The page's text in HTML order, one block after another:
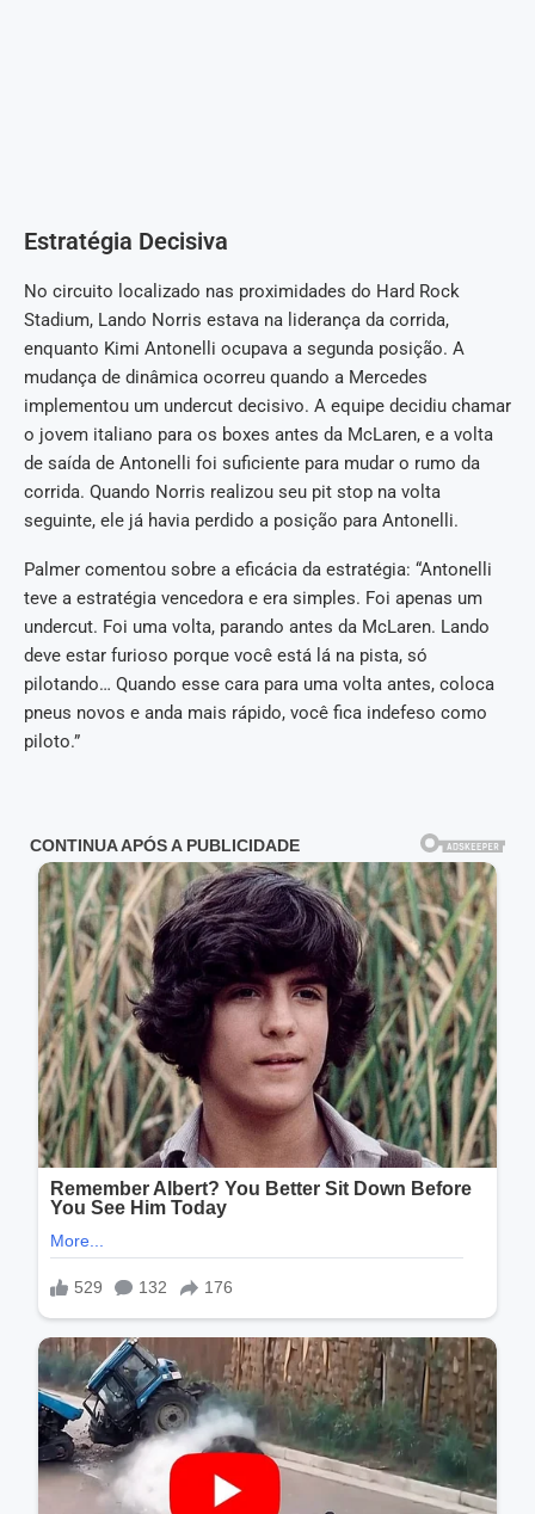
Estratégia Decisiva
No circuito localizado nas proximidades do Hard Rock
Stadium, Lando Norris estava na liderança da corrida,
enquanto Kimi Antonelli ocupava a segunda posição. A
mudança de dinâmica ocorreu quando a Mercedes
implementou um undercut decisivo. A equipe decidiu chamar
o jovem italiano para os boxes antes da McLaren, e a volta
de saída de Antonelli foi suficiente para mudar o rumo da
corrida. Quando Norris realizou seu pit stop na volta
seguinte, ele já havia perdido a posição para Antonelli.
Palmer comentou sobre a eficácia da estratégia: “Antonelli
teve a estratégia vencedora e era simples. Foi apenas um
undercut. Foi uma volta, parando antes da McLaren. Lando
deve estar furioso porque você está lá na pista, só
pilotando… Quando esse cara para uma volta antes, coloca
pneus novos e anda mais rápido, você fica indefeso como
piloto.”